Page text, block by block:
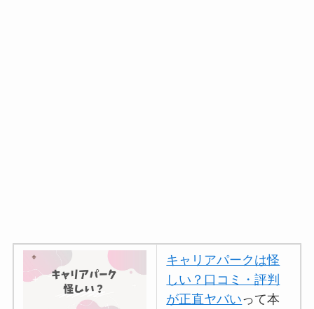
キャリアパークは怪
しい？口コミ・評判
が正直ヤバいって本